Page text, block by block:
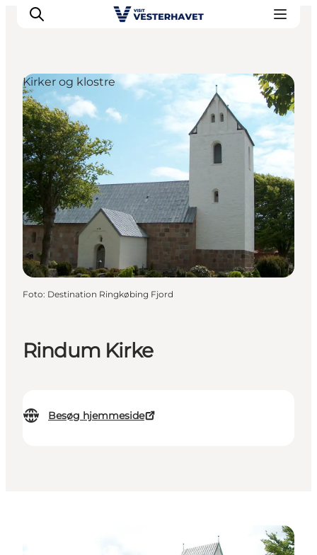
Det sker
Oplevelser
Vores Byer
Mad & Overnatning
Køb billet
Planlæg din ferie
Rindum Kirke
Besøg hjemmeside
Kirker og klostre
Foto: Destination Ringkøbing Fjord